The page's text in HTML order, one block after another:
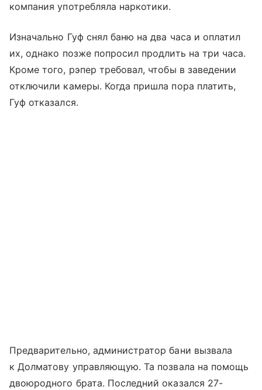
компания употребляла наркотики.
Изначально Гуф снял баню на два часа и оплатил
их, однако позже попросил продлить на три часа.
Кроме того, рэпер требовал, чтобы в заведении
отключили камеры. Когда пришла пора платить,
Гуф отказался.
Предварительно, администратор бани вызвала
к Долматову управляющую. Та позвала на помощь
двоюродного брата. Последний оказался 27-